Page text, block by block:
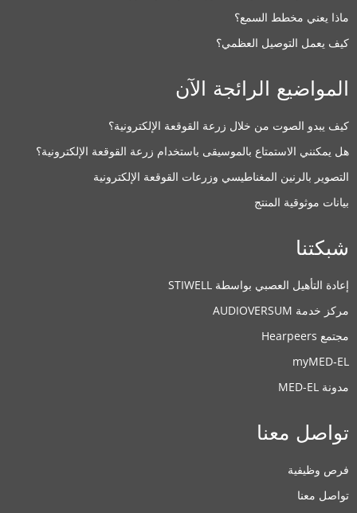
Clinic
Benoit Afrique Auditions Gabon
Quartier Charbonnages,Libreville
VIBRANT SOUNDBRIDGE ,
Clinic
Centre International de Correction
6 rue du Dr Calmette Zone
,Abidjan
حلول السمع المدعومة:
VIBRANT SOUNDBRIDGE,
ماذا يعني مخطط السمع؟
كيف يعمل التوصيل العظمي؟
المواضيع الرائجة الآن
كيف يبدو الصوت من خلال زرعة القوقعة الإلكترونية؟
هل يمكنني الاستمتاع بالموسيقى باستخدام زرعة القوقعة الإلكترونية؟
التصوير بالرنين المغناطيسي وزرعات القوقعة الإلكترونية
بيانات موثوقية المنتج
شبكتنا
إعادة التأهيل العصبي بواسطة STIWELL
مركز خدمة AUDIOVERSUM
مجتمع Hearpeers
myMED‑EL
مدونة MED-EL
تواصل معنا
فرص وظيفية
تواصل معنا